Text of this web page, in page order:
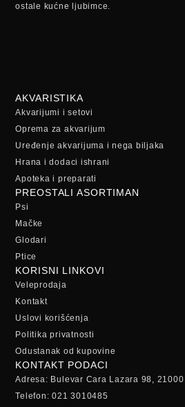
ostale kućne ljubimce.
AKVARISTIKA
Akvarijumi i setovi
Oprema za akvarijum
Uređenje akvarijuma i nega biljaka
Hrana i dodaci ishrani
Apoteka i preparati
PREOSTALI ASORTIMAN
Psi
Mačke
Glodari
Ptice
KORISNI LINKOVI
Veleprodaja
Kontakt
Uslovi korišćenja
Politika privatnosti
Odustanak od kupovine
KONTAKT PODACI
Adresa: Bulevar Cara Lazara 98, 21000
Telefon: 021 3010485